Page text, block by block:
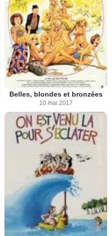
Belles, blondes et bronzées
10 mai 2017